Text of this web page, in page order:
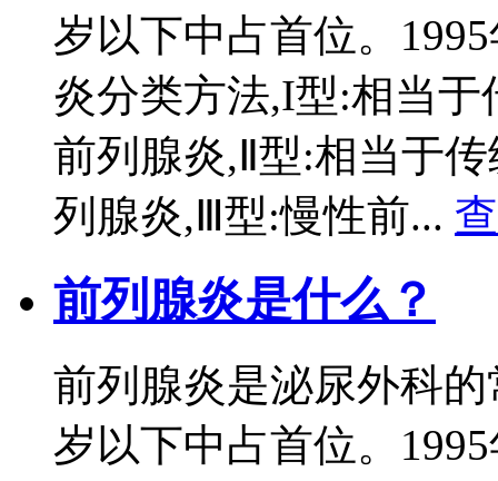
岁以下中占首位。
炎分类方法,I型:相当
前列腺炎,Ⅱ型:相当于
列腺炎,Ⅲ型:慢性前...
前列腺炎是什么？
前列腺炎是泌尿外科
岁以下中占首位。